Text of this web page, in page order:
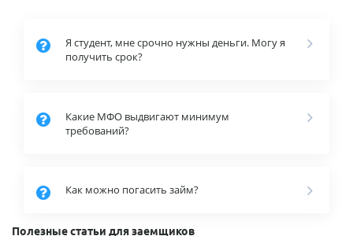
Я студент, мне срочно нужны деньги. Могу я
получить срок?
Какие МФО выдвигают минимум
требований?
Как можно погасить займ?
Полезные статьи для заемщиков